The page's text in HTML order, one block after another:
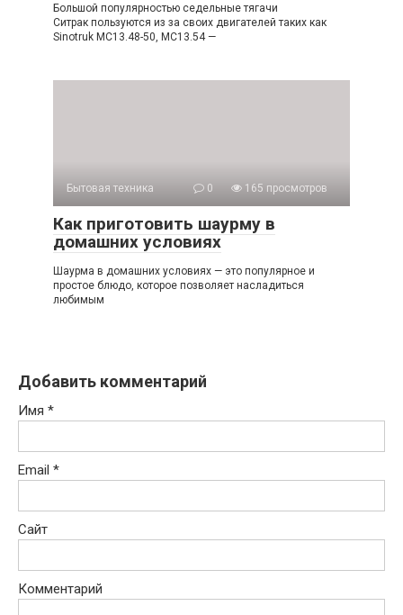
Большой популярностью седельные тягачи
Ситрак пользуются из за своих двигателей таких как
Sinotruk MC13.48-50, MC13.54 —
Бытовая техника 0 165 просмотров
Как приготовить шаурму в
домашних условиях
Шаурма в домашних условиях — это популярное и
простое блюдо, которое позволяет насладиться
любимым
Добавить комментарий
Имя *
Email *
Сайт
Комментарий